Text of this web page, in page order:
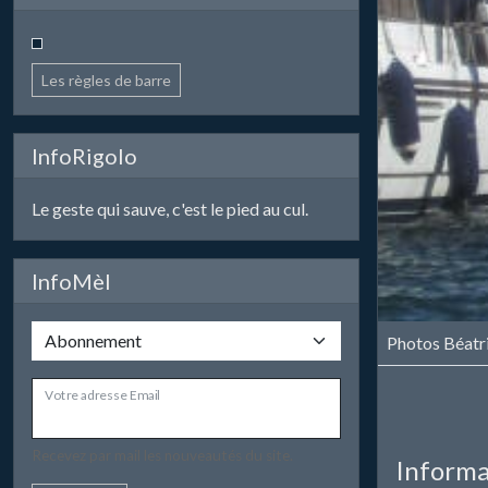
Les règles de barre
InfoRigolo
Le geste qui sauve, c'est le pied au cul.
InfoMèl
Votre adresse Email
Photos